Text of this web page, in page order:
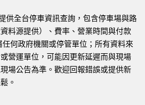
供全台停車資訊查詢，包含停車場與路
料源提供）、費率、營業時間與付款
何政府機關或停管單位；所有資料來
營運單位，可能因更新延遲而與現場
場公告為準。歡迎回報錯誤或提供新
。